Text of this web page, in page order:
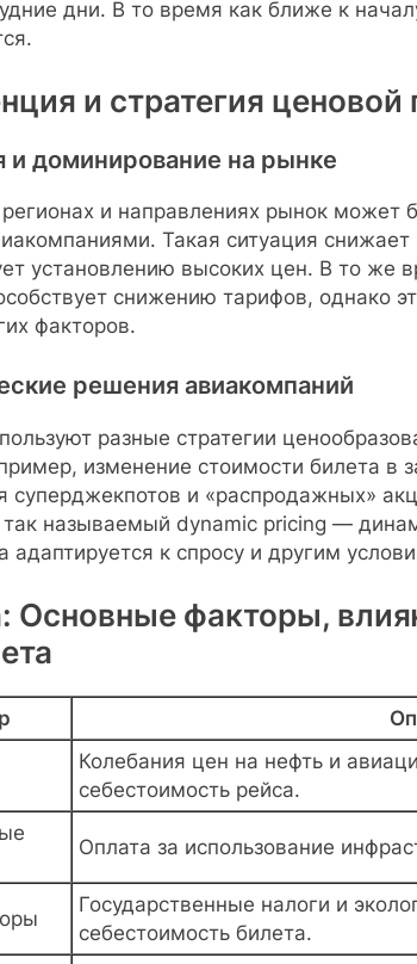
дни. В то время как ближе к
и стратегия ценовой
и доминирование на рынке
и направлениях рынок может
Такая ситуация
установлению высоких цен. В то же
снижению тарифов, однако
факторов.
решения авиакомпаний
разные стратегии
изменение стоимости билета в
суперджекпотов и «распродажных»
так называемый dynamic pricing —
адаптируется к спросу и другим
Основные факторы,
Колебания цен на нефть и
себестоимость рейса.
Оплата за использование
Государственные налоги и
себестоимость билета.